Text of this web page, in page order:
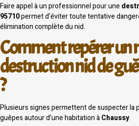
Faire appel à un professionnel pour une
95710permet d’éviter toute tentative
élimination complète du nid.
Comment repérer un
destruction nid de
?
Plusieurs signes permettent de suspecter la
guêpes autour d’une habitation àChaussy.